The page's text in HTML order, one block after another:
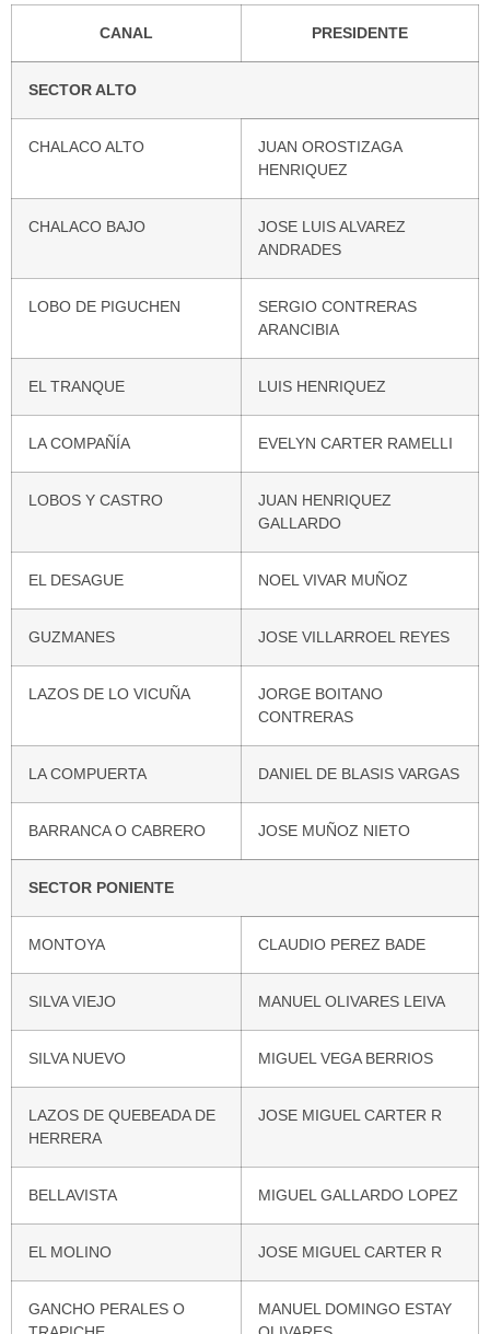
CANAL PRESIDENTE
SECTOR ALTO
CHALACO ALTO
JUAN OROSTIZAGA
HENRIQUEZ
CHALACO BAJO
JOSE LUIS ALVAREZ
ANDRADES
LOBO DE PIGUCHEN
SERGIO CONTRERAS
ARANCIBIA
EL TRANQUE LUIS HENRIQUEZ
LA COMPAÑÍA EVELYN CARTER RAMELLI
LOBOS Y CASTRO
JUAN HENRIQUEZ
GALLARDO
EL DESAGUE NOEL VIVAR MUÑOZ
GUZMANES JOSE VILLARROEL REYES
LAZOS DE LO VICUÑA
JORGE BOITANO
CONTRERAS
LA COMPUERTA DANIEL DE BLASIS VARGAS
BARRANCA O CABRERO JOSE MUÑOZ NIETO
SECTOR PONIENTE
MONTOYA CLAUDIO PEREZ BADE
SILVA VIEJO MANUEL OLIVARES LEIVA
SILVA NUEVO MIGUEL VEGA BERRIOS
LAZOS DE QUEBEADA DE
HERRERA
JOSE MIGUEL CARTER R
BELLAVISTA MIGUEL GALLARDO LOPEZ
EL MOLINO JOSE MIGUEL CARTER R
GANCHO PERALES O
MANUEL DOMINGO ESTAY